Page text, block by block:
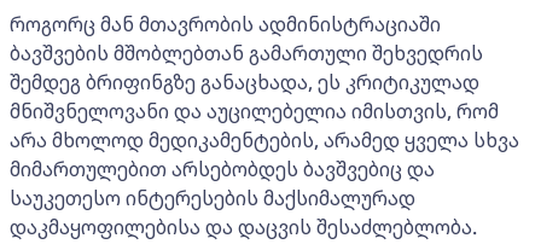
როგორც მან მთავრობის ადმინისტრაციაში
ბავშვების მშობლებთან გამართული შეხვედრის
შემდეგ ბრიფინგზე განაცხადა, ეს კრიტიკულად
მნიშვნელოვანი და აუცილებელია იმისთვის, რომ
არა მხოლოდ მედიკამენტების, არამედ ყველა სხვა
მიმართულებით არსებობდეს ბავშვებიც და
საუკეთესო ინტერესების მაქსიმალურად
დაკმაყოფილებისა და დაცვის შესაძლებლობა.